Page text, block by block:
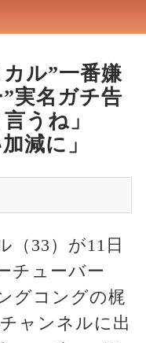
ル”一番嫌
実名ガチ告
うね」
減に」
（33）が11日
チューバー
グコングの梶
ャンネルに出